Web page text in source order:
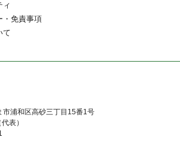
ィ
・免責事項
て
浦和区高砂三丁目15番1号
表）